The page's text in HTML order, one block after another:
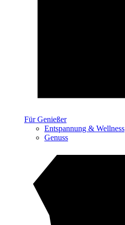
Für Genießer
Entspannung & Wellness
Genuss